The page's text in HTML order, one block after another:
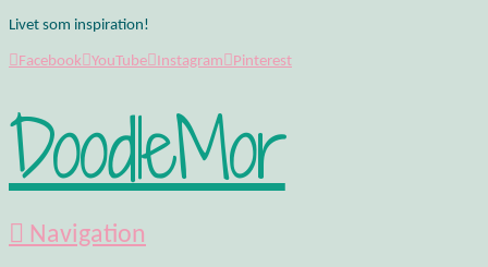
Livet som inspiration!
Facebook YouTube Instagram Pinterest
DoodleMor
Navigation